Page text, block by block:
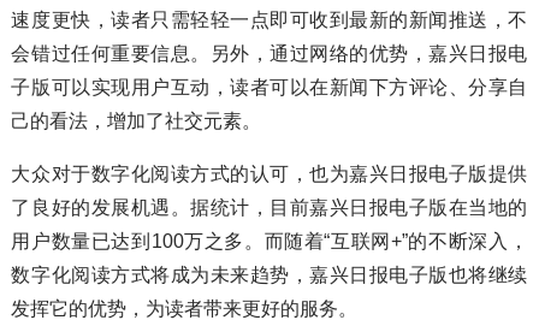
速度更快，读者只需轻轻一点即可收到最新的新闻推送，不
会错过任何重要信息。另外，通过网络的优势，嘉兴日报电
子版可以实现用户互动，读者可以在新闻下方评论、分享自
己的看法，增加了社交元素。
大众对于数字化阅读方式的认可，也为嘉兴日报电子版提供
了良好的发展机遇。据统计，目前嘉兴日报电子版在当地的
用户数量已达到100万之多。而随着“互联网+”的不断深入，
数字化阅读方式将成为未来趋势，嘉兴日报电子版也将继续
发挥它的优势，为读者带来更好的服务。